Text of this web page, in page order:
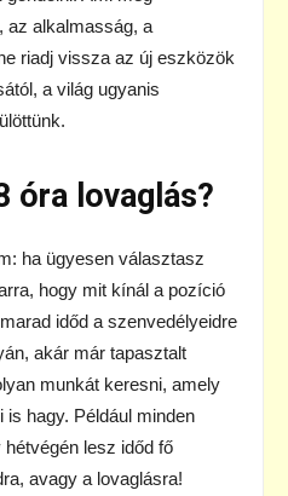
az alkalmasság, a
riadj vissza az új eszközök
a világ ugyanis
óra lovaglás?
ha ügyesen választasz
hogy mit kínál a pozíció
időd a szenvedélyeidre
akár már tapasztalt
munkát keresni, amely
hagy. Például minden
lesz időd fő
avagy a lovaglásra!